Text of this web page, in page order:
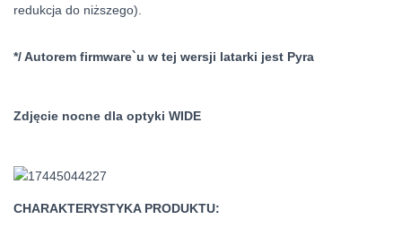
redukcja do niższego).
*/ Autorem firmware`u w tej wersji latarki jest Pyra
Zdjęcie nocne dla optyki WIDE
CHARAKTERYSTYKA PRODUKTU: